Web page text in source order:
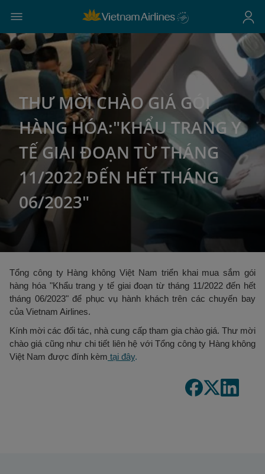
THƯ MỜI CHÀO GIÁ GÓI
HÀNG HÓA:"KHẨU TRANG Y
TẾ GIAI ĐOẠN TỪ THÁNG
11/2022 ĐẾN HẾT THÁNG
06/2023"
Tổng công ty Hàng không Việt Nam triển khai mua sắm gói
hàng hóa "Khẩu trang y tế giai đoạn từ tháng 11/2022 đến hết
tháng 06/2023" để phục vụ hành khách trên các chuyến bay
của Vietnam Airlines.
Kính mời các đối tác, nhà cung cấp tham gia chào giá. Thư mời
chào giá cũng như chi tiết liên hệ với Tổng công ty Hàng không
Việt Nam được đính kèm tại đây.